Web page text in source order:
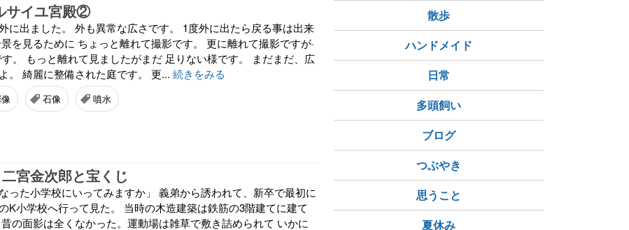
サイユ宮殿②
に出ました。 外も異常な広さです。 1度外に出たら戻る事は出来
を見るために ちょっと離れて撮影です。 更に離れて撮影ですが·
す。 もっと離れて見ましたがまだ 足りない様です。 まだまだ、広
。 綺麗に整備された庭です。 更... 続きをみる
石像 噴水
宮金次郎と宝くじ
った小学校にいってみますか」 義弟から誘われて、新卒で最初に
K小学校へ行って見た。 当時の木造建築は鉄筋の3階建てに建て
の面影は全くなかった。運動場は雑草で敷き詰められて いかに
散歩
ハンドメイド
日常
多頭飼い
ブログ
つぶやき
思うこと
夏休み